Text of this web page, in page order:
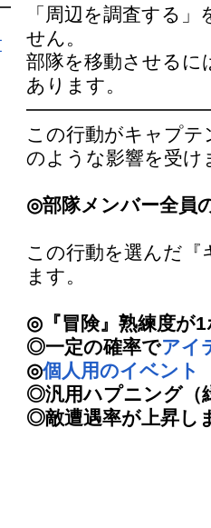
「周辺を調査する
せん。
部隊を移動させるに
あります。
この行動がキャプ
のような影響を受け
◎部隊メンバー全員
この行動を選んだ
ます。
◎『冒険』熟練度が
◎一定の確率でアイ
◎個人用のイベント
◎汎用ハプニング（
◎敵遭遇率が上昇し